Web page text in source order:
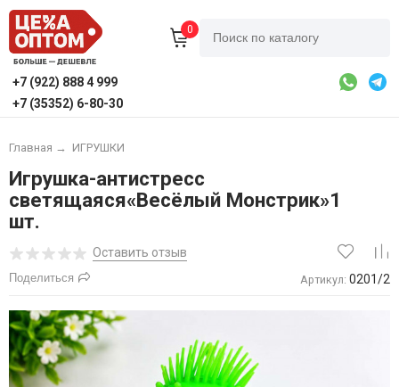
0
+7 (922) 888 4 999
+7 (35352) 6-80-30
Главная → ИГРУШКИ
Игрушка-антистресс
светящаяся«Весёлый Монстрик»1
шт.
Оставить отзыв
Поделиться Артикул: 0201/2